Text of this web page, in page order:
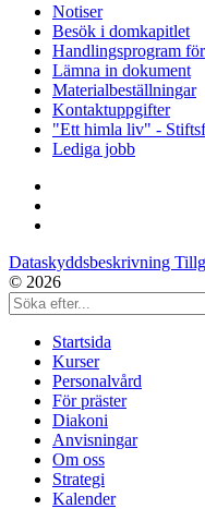
Notiser
Besök i domkapitlet
Handlingsprogram
Lämna in dokument
Materialbeställningar
Kontaktuppgifter
"Ett himla liv" -
Lediga jobb
Dataskyddsbeskrivning
© 2026
Startsida
Kurser
Personalvård
För präster
Diakoni
Anvisningar
Om oss
Strategi
Kalender